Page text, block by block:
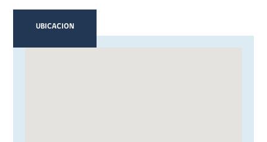
UBICACION